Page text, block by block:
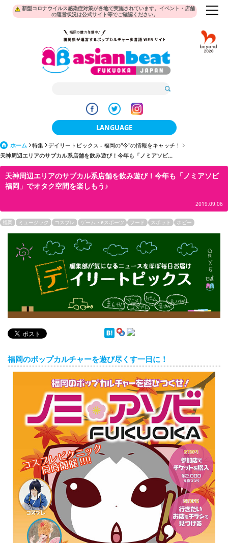
新型コロナウイルス感染症対策が各地で実施されています。イベント・店舗
の運営状況は公式サイト等でご確認ください。
LANGUAGE
日本語
한국어
簡体中文
English
ภาษาไทย
tiéng Viêt
ホーム 特集
デイリートピックス - 福岡の"今"の情報をキャッチ！
天神周辺エリアのサブカル系店舗を飲み遊び！今年も「ノミアソビ...
天神周辺エリアのサブカル系店舗を飲み遊び！今年も「ノミアソビ
福岡」でオタク空間を楽しもう♪
2019.09.06
福岡 ミュージック コスプレ ゲーム・eスポーツ フード スポット ホビー
デイリートピックス
福岡のポップカルチャーを遊び尽くす一日に！